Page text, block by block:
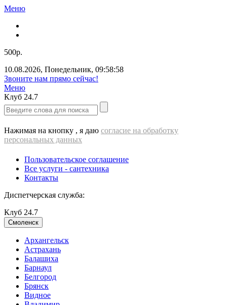
Меню
500р.
10.08.2026, Понедельник, 09:58:58
Звоните нам прямо сейчас!
Меню
Клуб 24.7
Нажимая на кнопку , я даю согласие на обработку
персональных данных
Пользовательское соглашение
Все услуги - cантехника
Контакты
Диспетчерская служба:
Клуб 24.7
Смоленск
Архангельск
Астрахань
Балашиха
Барнаул
Белгород
Брянск
Видное